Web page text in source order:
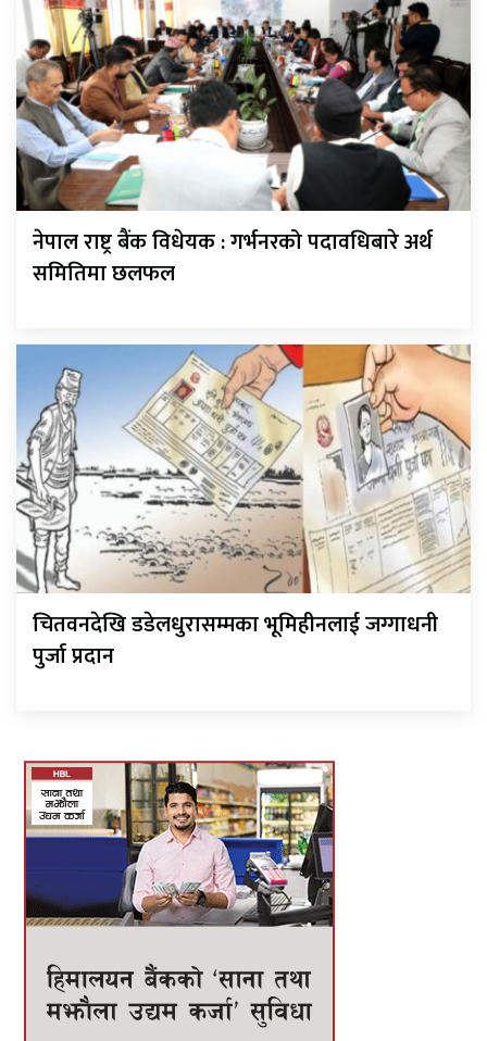
नेपाल राष्ट्र बैंक विधेयक : गर्भनरको पदावधिबारे अर्थ
समितिमा छलफल
चितवनदेखि डडेलधुरासम्मका भूमिहीनलाई जग्गाधनी
पुर्जा प्रदान